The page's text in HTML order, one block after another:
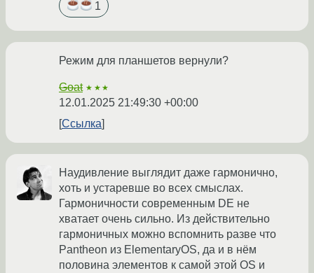
1
Режим для планшетов вернули?
Goat ★★★
12.01.2025 21:49:30 +00:00
Ссылка
Наудивление выглядит даже гармонично,
хоть и устаревше во всех смыслах.
Гармоничности современным DE не
хватает очень сильно. Из действительно
гармоничных можно вспомнить разве что
Pantheon из ElementaryOS, да и в нём
половина элементов к самой этой OS и